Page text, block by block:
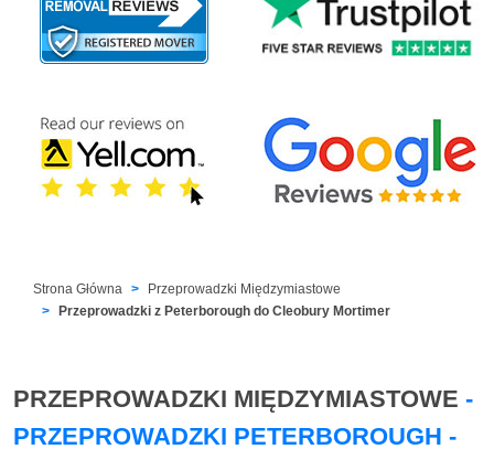
Strona Główna
Przeprowadzki Międzymiastowe
Przeprowadzki z Peterborough do Cleobury Mortimer
PRZEPROWADZKI MIĘDZYMIASTOWE -
PRZEPROWADZKI PETERBOROUGH -